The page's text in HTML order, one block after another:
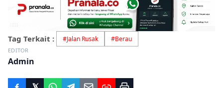
Tag Terkait : #Jalan Rusak #Berau
EDITOR
Admin